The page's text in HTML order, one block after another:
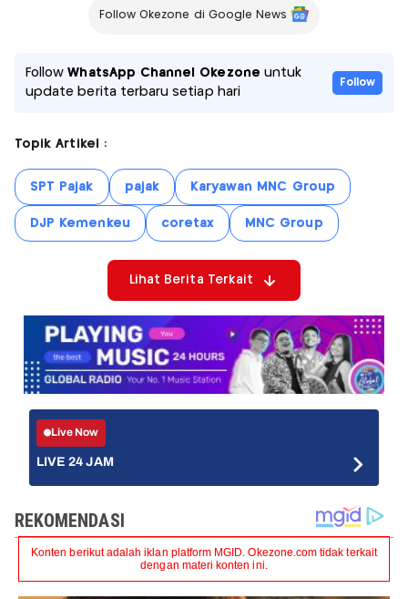
Follow Okezone di Google News
FollowWhatsApp Channel Okezone untuk
update berita terbaru setiap hari
Follow
Topik Artikel :
SPT Pajak pajak Karyawan MNC Group
DJP Kemenkeu coretax MNC Group
Lihat Berita Terkait
Live Now
LIVE 24 JAM